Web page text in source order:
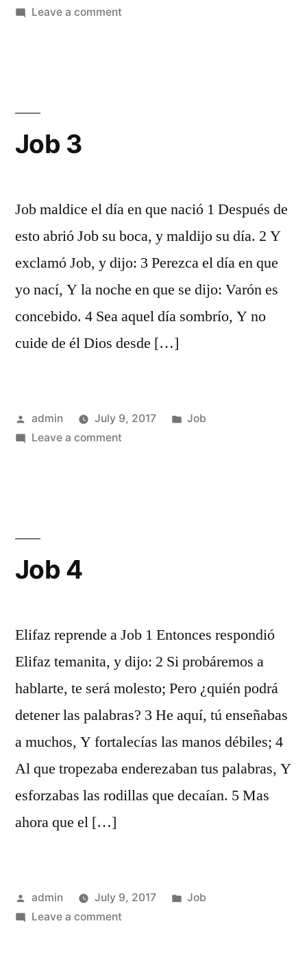
by
Leave a commenton
Job 3
Job maldice el día en que nació 1 Después de
esto abrió Job su boca, y maldijo su día. 2 Y
exclamó Job, y dijo: 3 Perezca el día en que
yo nací, Y la noche en que se dijo: Varón es
concebido. 4 Sea aquel día sombrío, Y no
cuide de él Dios desde […]
Posted
by
admin July 9, 2017
Posted
Job
Leave a commenton
Job 4
Elifaz reprende a Job 1 Entonces respondió
Elifaz temanita, y dijo: 2 Si probáremos a
hablarte, te será molesto; Pero ¿quién podrá
detener las palabras? 3 He aquí, tú enseñabas
a muchos, Y fortalecías las manos débiles; 4
Al que tropezaba enderezaban tus palabras, Y
esforzabas las rodillas que decaían. 5 Mas
ahora que el […]
Posted
by
admin July 9, 2017
Posted
Job
Leave a commenton